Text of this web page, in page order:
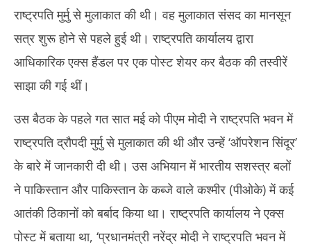
राष्ट्रपति मुर्मु से मुलाकात की थी। वह मुलाकात संसद का मानसून
सत्र शुरू होने से पहले हुई थी। राष्ट्रपति कार्यालय द्वारा
आधिकारिक एक्स हैंडल पर एक पोस्ट शेयर कर बैठक की तस्वीरें
साझा की गई थीं।
उस बैठक के पहले गत सात मई को पीएम मोदी ने राष्ट्रपति भवन में
राष्ट्रपति द्रौपदी मुर्मु से मुलाकात की थी और उन्हें ‘ऑपरेशन सिंदूर’
के बारे में जानकारी दी थी। उस अभियान में भारतीय सशस्त्र बलों
ने पाकिस्तान और पाकिस्तान के कब्जे वाले कश्मीर (पीओके) में कई
आतंकी ठिकानों को बर्बाद किया था। राष्ट्रपति कार्यालय ने एक्स
पोस्ट में बताया था, ‘प्रधानमंत्री नरेंद्र मोदी ने राष्ट्रपति भवन में